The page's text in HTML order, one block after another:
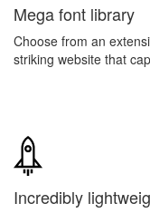
Mega font library
Choose from an
striking website that
Incredibly